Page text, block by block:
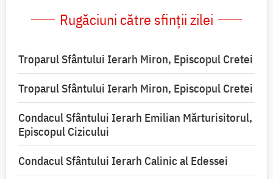
Rugăciuni către sfinții zilei
Troparul Sfântului Ierarh Miron, Episcopul Cretei
Troparul Sfântului Ierarh Miron, Episcopul Cretei
Condacul Sfântului Ierarh Emilian Mărturisitorul,
Episcopul Cizicului
Condacul Sfântului Ierarh Calinic al Edessei